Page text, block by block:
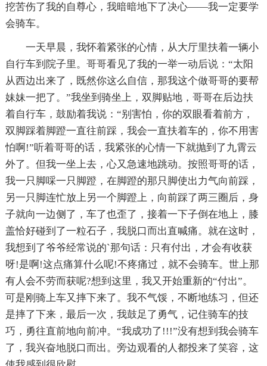
挖苦伤了我的自尊心，我暗暗地下了决心——我一定要学
会骑车。
一天早晨，我怀着紧张的心情，从大厅里扶着一辆小
自行车到院子里。哥哥看见了我的一举一动后说：“太阳
从西边出来了，既然你这么自信，那我这个做哥哥的要帮
妹妹一把了。”我坐到骑坐上，双脚贴地，哥哥在后边扶
着自行车，鼓励着我说：“别害怕，你的双眼看着前方，
双脚踩着脚蹬一直往前踩，我会一直扶着车的，你不用害
怕啊!”听着哥哥的话，我紧张的心情一下就抛到了九霄云
外了。但我一坐上去，心又急速地跳动。按照哥哥的话，
我一只脚啋一只脚蹬，在脚蹬的那只脚使出力气向前踩，
另一只脚连忙放上另一个脚蹬上，向前踩了两三圈后，身
子就向一边侧了，车了也歪了，接着一下子倒在地上，膝
盖恰好碰到了一粒石子，我脱口而出直喊痛。就在这时，
我想到了爷爷经常说的`那句话：只有付出，才会有收获
呀!是啊!这点痛算什么呢!不疼痛过，就不会骑车。世上那
有人会不劳而获呢?想到这里，我又开始重新的“付出”。
可是刚骑上车又摔下来了。我不气馁，不断地练习，但还
是摔了下来，最后一次，我鼓足了勇气，记住骑车的技
巧，勇往直前地向前冲。“我成功了!!!”没有想到我会骑车
了，我兴奋地脱口而出。旁边观看的人都投来了笑容，这